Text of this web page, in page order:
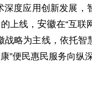
度应用创新发展，
上线， 安徽在“互联
略为主线，依托
便民惠民服务向纵